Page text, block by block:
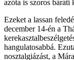
azóta is szoros báráti
Ezeket a lassan
december 14-én a
hangulatosabbá.
nosztalgiázást, a